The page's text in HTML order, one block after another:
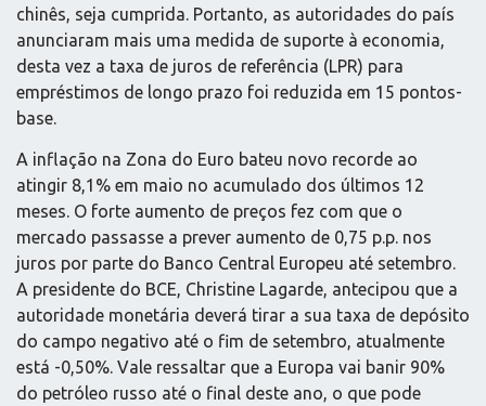
chinês, seja cumprida. Portanto, as autoridades do país
anunciaram mais uma medida de suporte à economia,
desta vez a taxa de juros de referência (LPR) para
empréstimos de longo prazo foi reduzida em 15 pontos-
base.
A inflação na Zona do Euro bateu novo recorde ao
atingir 8,1% em maio no acumulado dos últimos 12
meses. O forte aumento de preços fez com que o
mercado passasse a prever aumento de 0,75 p.p. nos
juros por parte do Banco Central Europeu até setembro.
A presidente do BCE, Christine Lagarde, antecipou que a
autoridade monetária deverá tirar a sua taxa de depósito
do campo negativo até o fim de setembro, atualmente
está -0,50%. Vale ressaltar que a Europa vai banir 90%
do petróleo russo até o final deste ano, o que pode